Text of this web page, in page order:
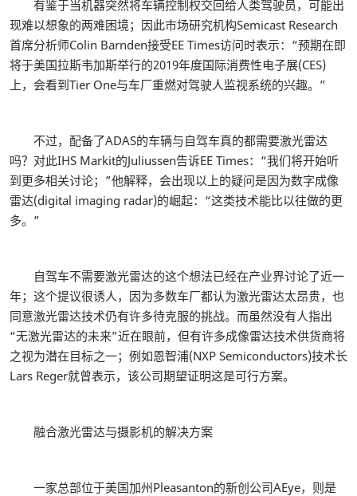
有鉴于当机器突然将车辆控制权交回给人类驾驶员，可能出
现难以想象的两难困境；因此市场研究机构Semicast Research
首席分析师Colin Barnden接受EE Times访问时表示：“预期在即
将于美国拉斯韦加斯举行的2019年度国际消费性电子展(CES)
上，会看到Tier One与车厂重燃对驾驶人监视系统的兴趣。”
不过，配备了ADAS的车辆与自驾车真的都需要激光雷达
吗？对此IHS Markit的Juliussen告诉EE Times：“我们将开始听
到更多相关讨论；”他解释，会出现以上的疑问是因为数字成像
雷达(digital imaging radar)的崛起：“这类技术能比以往做的更
多。”
自驾车不需要激光雷达的这个想法已经在产业界讨论了近一
年；这个提议很诱人，因为多数车厂都认为激光雷达太昂贵，也
同意激光雷达技术仍有许多待克服的挑战。而虽然没有人指出
“无激光雷达的未来”近在眼前，但有许多成像雷达技术供货商将
之视为潜在目标之一；例如恩智浦(NXP Semiconductors)技术长
Lars Reger就曾表示，该公司期望证明这是可行方案。
融合激光雷达与摄影机的解决方案
一家总部位于美国加州Pleasanton的新创公司AEye，则是